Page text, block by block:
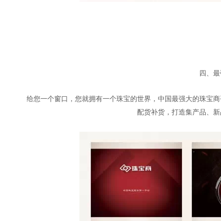
四、
给您一个窗口，您就拥有一个珠宝的世界，中国最强大的珠宝
配货补货，打造集产品、